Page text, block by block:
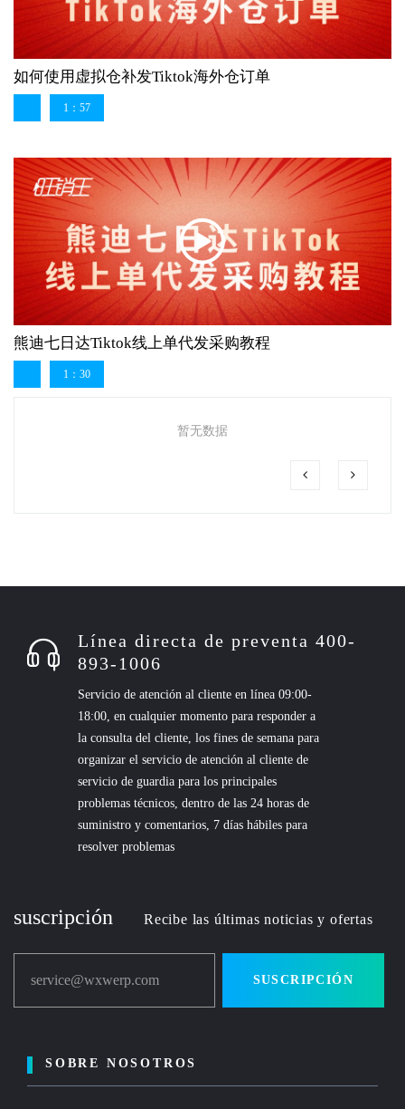
如何使用虚拟仓补发Tiktok海外仓订单
1：57
熊迪七日达Tiktok线上单代发采购教程
1：30
暂无数据
Línea directa de preventa 400-
893-1006
Servicio de atención al cliente en línea 09:00-
18:00, en cualquier momento para responder a
la consulta del cliente, los fines de semana para
organizar el servicio de atención al cliente de
servicio de guardia para los principales
problemas técnicos, dentro de las 24 horas de
suministro y comentarios, 7 días hábiles para
resolver problemas
suscripción Recibe las últimas noticias y ofertas
service@wxwerp.com SUSCRIPCIÓN
SOBRE NOSOTROS